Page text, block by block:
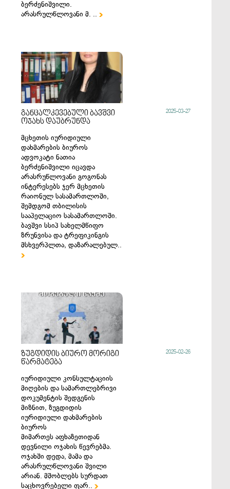
ბერძენიშვილი.
არასრულწლოვანი მ. ..
განცალკევებული ბავშვი
ოჯახს დაუბრუნდა
მცხეთის იურიდიული
დახმარების ბიუროს
ადვოკატი ნათია
ბერძენიშვილი იცავდა
არასრუწლოვანი გოგონას
ინტერესებს ჯერ მცხეთის
რაიონულ სასამართლოში,
შემდგომ თბილისის
სააპელაციო სასამართლოში.
ბავშვი სსიპ სახელმწიფო
ზრუნვისა და ტრეფიკინგის
მსხვერპლთა, დაზარალებულ..

2025-03-27
ზუგდიდის ბიურო მორიგი
წარმატება
იურიდიული კონსულტაციის
მიღების და სამართლებრივი
დოკუმენტის შედგენის
მიზნით, ზუგდიდის
იურიდიული დახმარების
ბიუროს
მიმართეს აფხაზეთიდან
დევნილი ოჯახის წევრებმა.
ოჯახში დედა, მამა და
არასრულწლოვანი შვილი
არიან. მშობლებს სურდათ
საცხოვრებელი ფარ..
2025-02-26